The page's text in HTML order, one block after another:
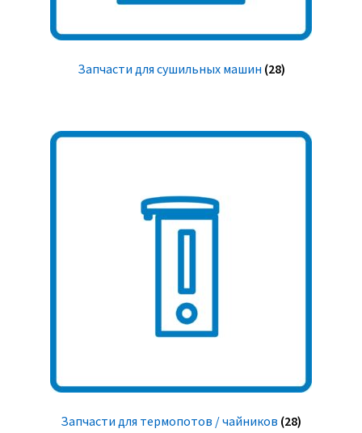
Запчасти для сушильных машин (28)
Запчасти для термопотов / чайников (28)